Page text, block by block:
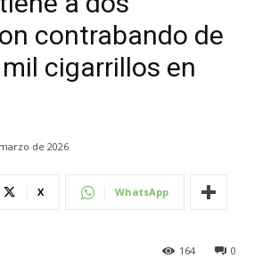
contrabando de
cigarrillos en
de 2026
X WhatsApp
0
164